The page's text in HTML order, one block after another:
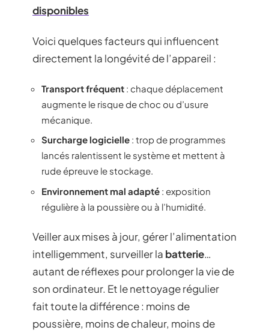
disponibles
Voici quelques facteurs qui influencent
directement la longévité de l’appareil :
Transport fréquent : chaque déplacement
augmente le risque de choc ou d’usure
mécanique.
Surcharge logicielle : trop de programmes
lancés ralentissent le système et mettent à
rude épreuve le stockage.
Environnement mal adapté : exposition
régulière à la poussière ou à l’humidité.
Veiller aux mises à jour, gérer l’alimentation
intelligemment, surveiller la batterie…
autant de réflexes pour prolonger la vie de
son ordinateur. Et le nettoyage régulier
fait toute la différence : moins de
poussière, moins de chaleur, moins de